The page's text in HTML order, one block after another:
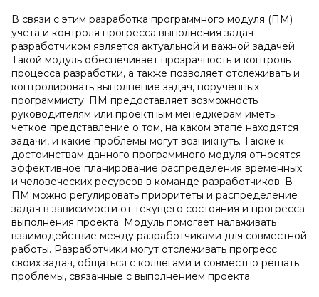
В связи с этим разработка программного модуля (ПМ)
учета и контроля прогресса выполнения задач
разработчиком является актуальной и важной задачей.
Такой модуль обеспечивает прозрачность и контроль
процесса разработки, а также позволяет отслеживать и
контролировать выполнение задач, порученных
программисту. ПМ предоставляет возможность
руководителям или проектным менеджерам иметь
четкое представление о том, на каком этапе находятся
задачи, и какие проблемы могут возникнуть. Также к
достоинствам данного программного модуля относятся
эффективное планирование распределения временных
и человеческих ресурсов в команде разработчиков. В
ПМ можно регулировать приоритеты и распределение
задач в зависимости от текущего состояния и прогресса
выполнения проекта. Модуль помогает налаживать
взаимодействие между разработчиками для совместной
работы. Разработчики могут отслеживать прогресс
своих задач, общаться с коллегами и совместно решать
проблемы, связанные с выполнением проекта.